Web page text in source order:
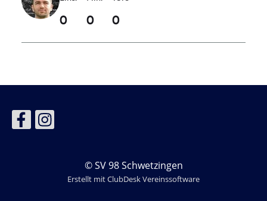
© SV 98 Schwetzingen
Erstellt mit ClubDesk Vereinssoftware